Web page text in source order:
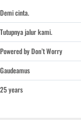
Demi cinta.
Tutupnya jalur kami.
Powered by Don’t Worry
Gaudeamus
25 years